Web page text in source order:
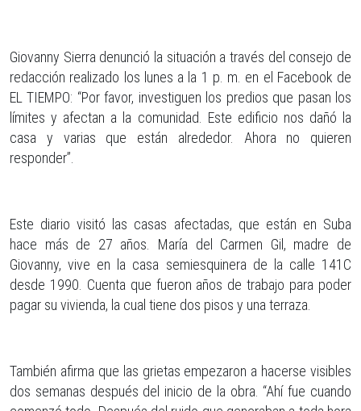
Giovanny Sierra denunció la situación a través del consejo de
redacción realizado los lunes a la 1 p. m. en el Facebook de
EL TIEMPO: “Por favor, investiguen los predios que pasan los
límites y afectan a la comunidad. Este edificio nos dañó la
casa y varias que están alrededor. Ahora no quieren
responder”.
Este diario visitó las casas afectadas, que están en Suba
hace más de 27 años. María del Carmen Gil, madre de
Giovanny, vive en la casa semiesquinera de la calle 141C
desde 1990. Cuenta que fueron años de trabajo para poder
pagar su vivienda, la cual tiene dos pisos y una terraza.
También afirma que las grietas empezaron a hacerse visibles
dos semanas después del inicio de la obra. “Ahí fue cuando